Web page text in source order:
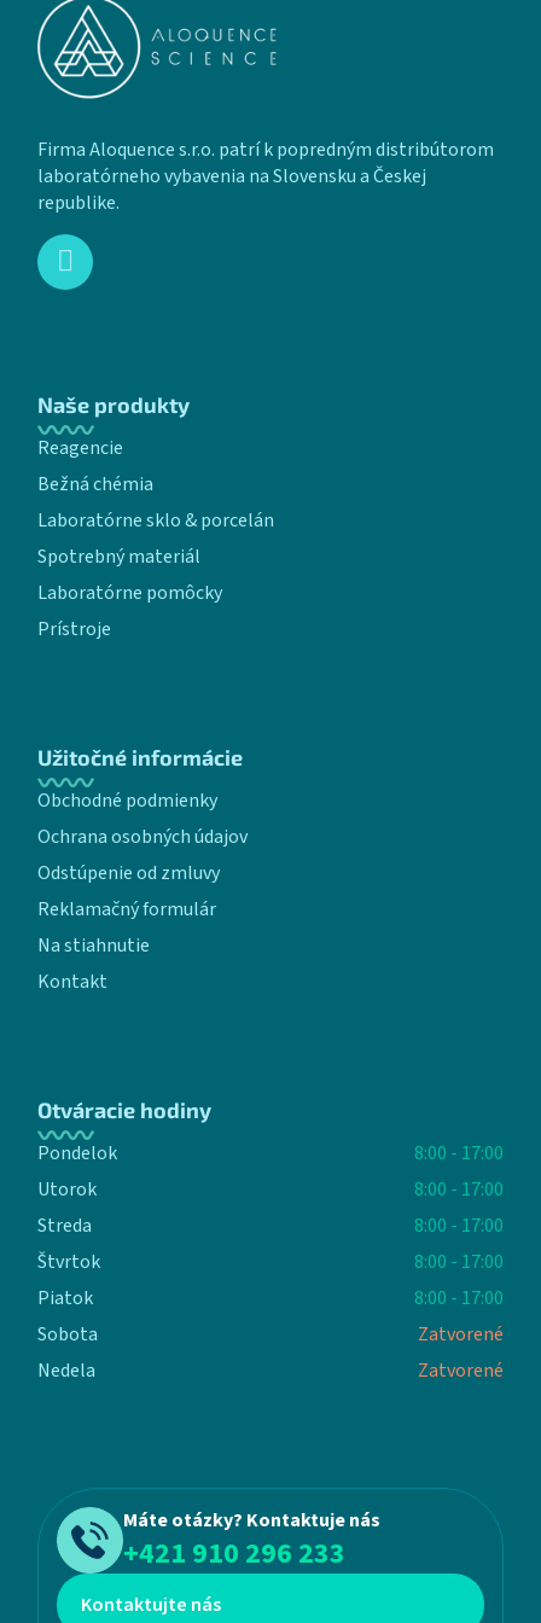
Firma Aloquence s.r.o. patrí k popredným distribútorom
laboratórneho vybavenia na Slovensku a Českej
republike.
Naše produkty
Reagencie
Bežná chémia
Laboratórne sklo & porcelán
Spotrebný materiál
Laboratórne pomôcky
Prístroje
Užitočné informácie
Obchodné podmienky
Ochrana osobných údajov
Odstúpenie od zmluvy
Reklamačný formulár
Na stiahnutie
Kontakt
Otváracie hodiny
Pondelok
8:00 - 17:00
Utorok
8:00 - 17:00
Streda
8:00 - 17:00
Štvrtok
8:00 - 17:00
Piatok
8:00 - 17:00
Sobota
Zatvorené
Nedela
Zatvorené
Máte otázky? Kontaktuje nás
+421 910 296 233
Kontaktujte nás